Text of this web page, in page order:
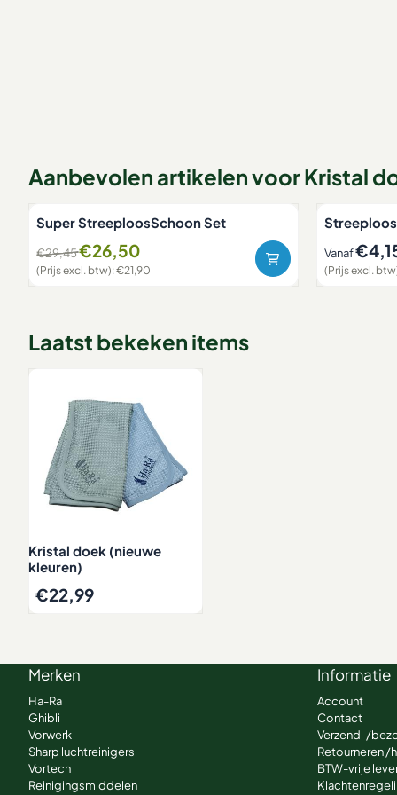
Aanbevolen artikelen voorKristal
Super StreeploosSchoon Set
Van 29,45 voor 26,50, exclusief btw: 21,90
€29,45€26,50
(Prijs excl. btw):€21,90
Vanaf
(Prijs excl.
Laatst bekeken items
Kristal doek (nieuwe
kleuren)
€22,99
Merken
Ha-Ra
Ghibli
Vorwerk
Sharp luchtreinigers
Vortech
Reinigingsmiddelen
Informatie
Account
Contact
Verzend-/
Retourneren
BTW-vrije